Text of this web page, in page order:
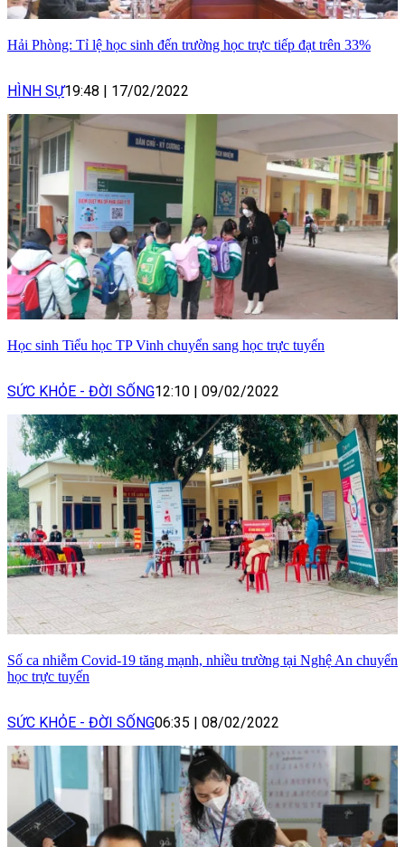
Hải Phòng: Tỉ lệ học sinh đến trường học trực tiếp đạt trên 33%
HÌNH SỰ19:48 | 17/02/2022
Học sinh Tiểu học TP Vinh chuyển sang học trực tuyến
SỨC KHỎE - ĐỜI SỐNG12:10 | 09/02/2022
Số ca nhiễm Covid-19 tăng mạnh, nhiều trường tại Nghệ An chuyển
học trực tuyến
SỨC KHỎE - ĐỜI SỐNG06:35 | 08/02/2022